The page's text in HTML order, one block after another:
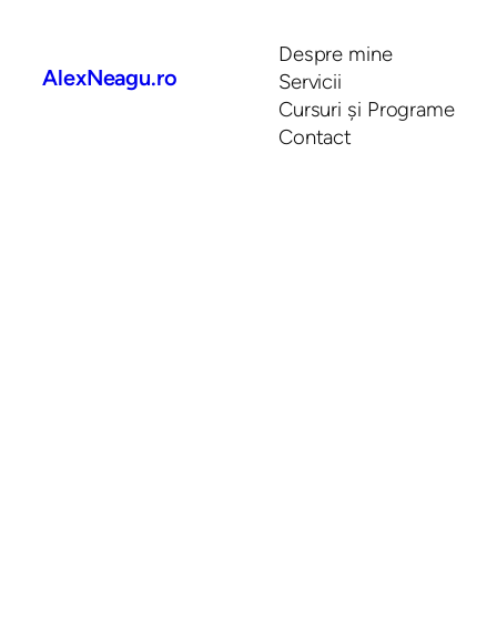
AlexNeagu.ro
Despre mine
Servicii
Cursuri și Programe
Contact